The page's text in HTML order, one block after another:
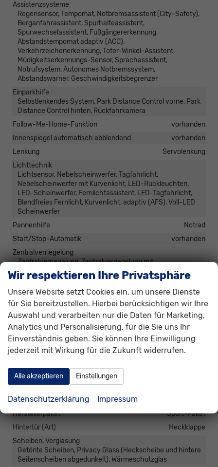
Assistenzsysteme
Regensensor, Tempomat, Notbremsassistent (City-Safety),
Berganfahrassistent, Spurhalteassistent,
Spurwechselassistent, Fußgängererkennung,
Abstandstempomat adaptiv (ACC),
Verkehrzeichenerkennung, Toter-Winkel-Assistent,
Müdigkeitserkennungs-Sensor, Sprachassistent,
Notrufsystem, Autonomes Notbremssystem,
Abstandswarner, Geschwindigkeitsbegrenzer
Einparkhilfe
Selbstlenkendes System, Park Distance Control vorne, Park
Distance Control hinten, Rückfahrkamera
Follow-Me-Home-Funktion
vorhanden
Innenspiegel automatisch abblendend
vorhanden
Lenkung
Servolenkung
Lichttechnik
Lichtsensor, Nebelscheinwerfer, Tagfahrlicht,
Nebelscheinwerfer mit Kurvenlicht, LED-Rückleuchten,
LED-Scheinwerfer, Fernlichtassistent, LED-Tagfahrlicht,
Blendfreies Fernlicht, Kurvenlicht, adaptiv (AFS), Voll-LED
Scheinwerfer
Pannenhilfe
Notrad
Start/Stop-Automatik
vorhanden
Zentralverriegelung
Zentralverriegelung, Zentralverriegelung mit
Funkfernbedienung, Schlüssellose Zentralverriegelung
(Keyless Go)
Außen
Anhängerkupplung
Abnehmbar
Außenspiegel
Außenspiegel elektrisch anklappbar, Außenspiegel beheizbar,
Außenspiegel elektrisch verstellbar
Dachausführung
Panoramadach, Schiebe-Hebedach, Schiebe-Hebedach
aus Glas
Dachreling
vorhanden, in Schwarz
Herstellerpaket
Sport-Paket
Hintertür (Art)
Heckklappe
Scheiben, Verglasung
Getönte Scheiben, Privacy Glass (Heckscheibe und hintere
Seitenscheiben abgedunkelt), Wärmeschutzglas
Wir respektieren Ihre Privatsphäre
Unsere Website setzt Cookies ein, um unsere Dienste
für Sie bereitzustellen. Hierbei berücksichtigen wir Ihre
Auswahl und verarbeiten nur die Daten für Marketing,
Analytics und Personalisierung, für die Sie uns Ihr
Einverständnis geben. Sie können Ihre Einwilligung
jederzeit mit Wirkung für die Zukunft widerrufen.
Alle akzeptieren Einstellungen
Datenschutzerklärung Impressum